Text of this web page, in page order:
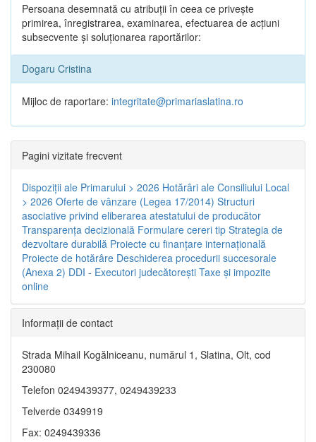
Persoana desemnată cu atribuții în ceea ce privește
primirea, înregistrarea, examinarea, efectuarea de acțiuni
subsecvente și soluționarea raportărilor:
Dogaru Cristina
Mijloc de raportare: integritate@primariaslatina.ro
Pagini vizitate frecvent
Dispoziţii ale Primarului > 2026 Hotărâri ale Consiliului Local
> 2026 Oferte de vânzare (Legea 17/2014) Structuri
asociative privind eliberarea atestatului de producător
Transparenţa decizională Formulare cereri tip Strategia de
dezvoltare durabilă Proiecte cu finanţare internaţională
Proiecte de hotărâre Deschiderea procedurii succesorale
(Anexa 2) DDI - Executori judecătorești Taxe şi impozite
online
Informaţii de contact
Strada Mihail Kogălniceanu, numărul 1, Slatina, Olt, cod
230080
Telefon 0249439377, 0249439233
Telverde 0349919
Fax: 0249439336